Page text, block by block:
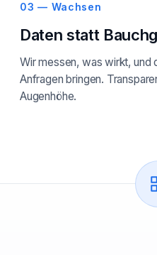
03 — Wachsen
Daten statt
Wir messen, was wirkt, und
Anfragen bringen.
Augenhöhe.